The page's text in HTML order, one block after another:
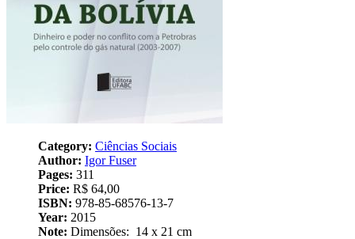
Category: Ciências Sociais
Author: Igor Fuser
Pages: 311
Price: R$ 64,00
ISBN: 978-85-68576-13-7
Year: 2015
Note: Dimensões: ‎ 14 x 21 cm